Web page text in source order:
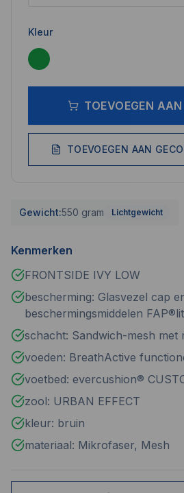
Kleur
TOEVOEGEN
TOEVOEGEN AAN
Gewicht:550 gram Lichtgewicht
Kenmerken
FRONTSIDE IVY LOW
bescherming: Glasvezel cap
beschermingsmiddelen
schacht: Sandwich-mesh met
voeden: BreathActive
voetbed: evercushion®
zool: URBAN EFFECT
kleur: bruin
materiaal: Mikrofaser, Mesh